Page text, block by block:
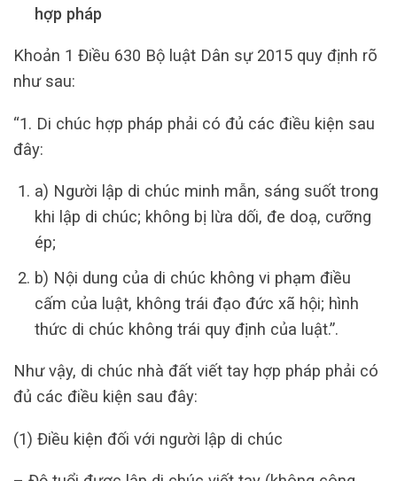
hợp pháp
Khoản 1 Điều 630 Bộ luật Dân sự 2015 quy định rõ
như sau:
“1. Di chúc hợp pháp phải có đủ các điều kiện sau
đây:
a) Người lập di chúc minh mẫn, sáng suốt trong
khi lập di chúc; không bị lừa dối, đe doạ, cưỡng
ép;
b) Nội dung của di chúc không vi phạm điều
cấm của luật, không trái đạo đức xã hội; hình
thức di chúc không trái quy định của luật.”.
Như vậy, di chúc nhà đất viết tay hợp pháp phải có
đủ các điều kiện sau đây:
(1) Điều kiện đối với người lập di chúc